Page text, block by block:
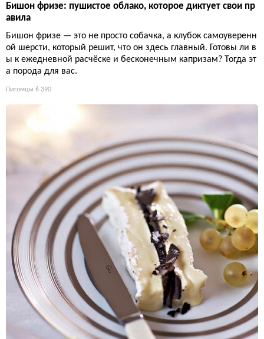
Бишон фризе: пушистое облако, которое диктует свои пр
авила
Бишон фризе — это не просто собачка, а клубок самоуверенн
ой шерсти, который решит, что он здесь главный. Готовы ли в
ы к ежедневной расчёске и бесконечным капризам? Тогда эт
а порода для вас.
Питомцы 6 390